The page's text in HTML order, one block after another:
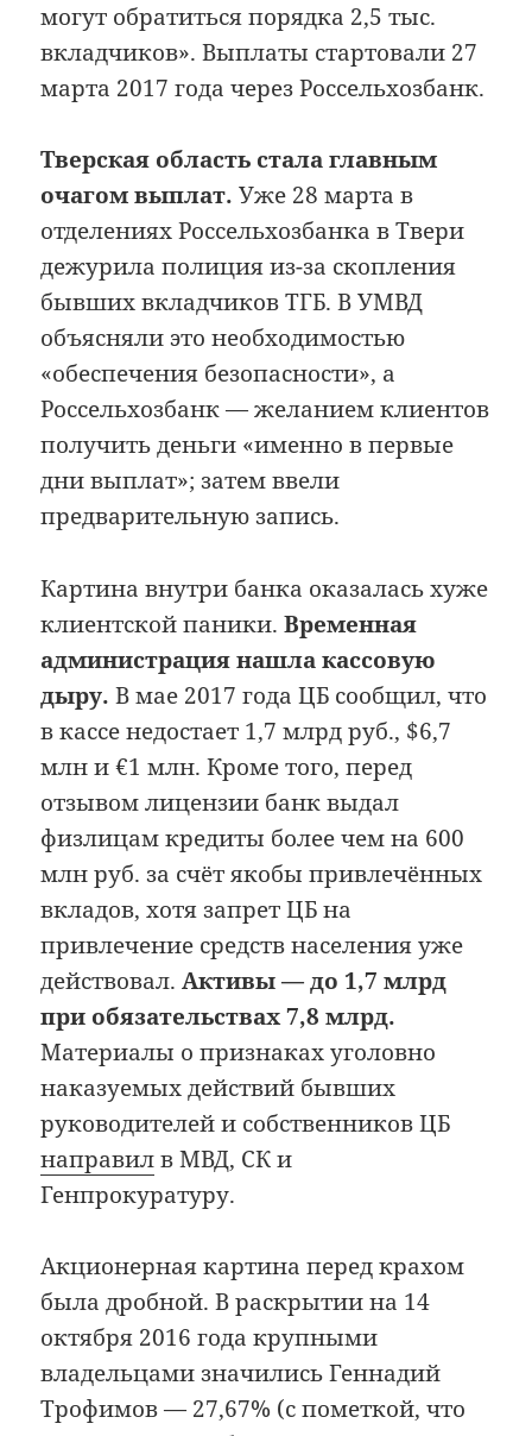
могут обратиться порядка 2,5 тыс.
вкладчиков». Выплаты стартовали 27
марта 2017 года через Россельхозбанк.
Тверская область стала главным
очагом выплат. Уже 28 марта в
отделениях Россельхозбанка в Твери
дежурила полиция из-за скопления
бывших вкладчиков ТГБ. В УМВД
объясняли это необходимостью
«обеспечения безопасности», а
Россельхозбанк — желанием клиентов
получить деньги «именно в первые
дни выплат»; затем ввели
предварительную запись.
Картина внутри банка оказалась хуже
клиентской паники.Временная
администрация нашла кассовую
дыру. В мае 2017 года ЦБ сообщил, что
в кассе недостает 1,7 млрд руб., $6,7
млн и €1 млн. Кроме того, перед
отзывом лицензии банк выдал
физлицам кредиты более чем на 600
млн руб. за счёт якобы привлечённых
вкладов, хотя запрет ЦБ на
привлечение средств населения уже
действовал.Активы — до 1,7 млрд
при обязательствах 7,8 млрд.
Материалы о признаках уголовно
наказуемых действий бывших
руководителей и собственников ЦБ
направилв МВД, СК и
Генпрокуратуру.
Акционерная картина перед крахом
была дробной. В раскрытии на 14
октября 2016 года крупными
владельцами значились Геннадий
Трофимов — 27,67% (с пометкой, что